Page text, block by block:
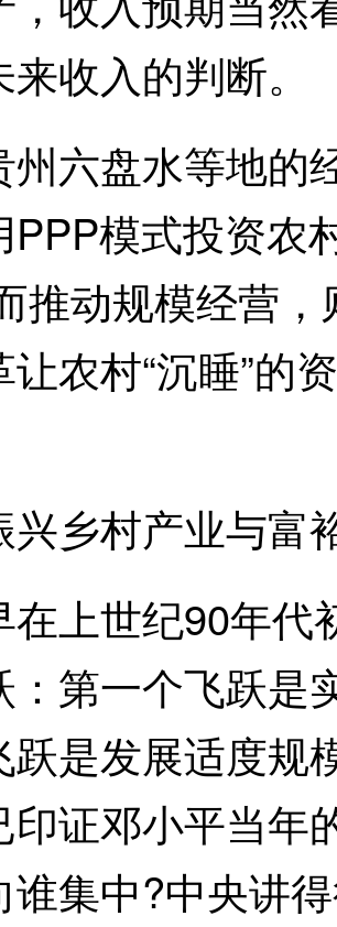
收入的判断。
盘水等地的经
PPP模式投资农
推动规模经营
让农村“沉睡”的
乡村产业与富
世纪90年代
：第一个飞跃是
跃是发展适度规
印证邓小平当年
谁集中?中央讲